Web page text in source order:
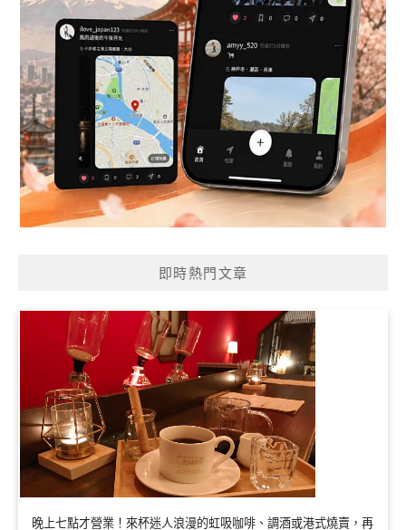
即時熱門文章
晚上七點才營業！來杯迷人浪漫的虹吸咖啡、調酒或港式燒賣，再